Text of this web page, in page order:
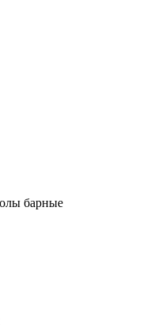
барные